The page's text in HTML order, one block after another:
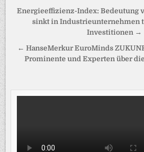
Beitragsnavigation
Energieeffizienz-Index: Bedeutung
sinkt in Industrieunternehmen
Investitionen →
← HanseMerkur EuroMinds
Prominente und Experten über